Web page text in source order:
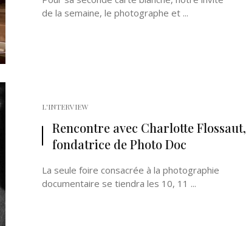
de la semaine, le photographe et ...
L'INTERVIEW
Rencontre avec Charlotte Flossaut,
fondatrice de Photo Doc
La seule foire consacrée à la photographie
documentaire se tiendra les 10, 11 ...